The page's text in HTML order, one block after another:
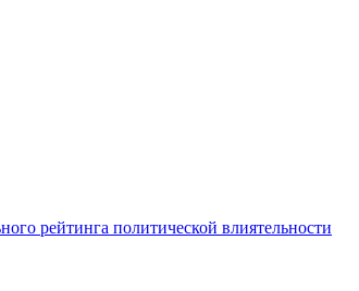
рейтинга политической влиятельности